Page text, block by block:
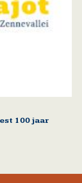
100 jaar